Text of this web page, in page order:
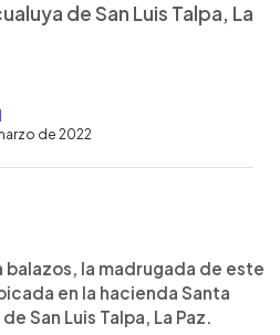
de San Luis Talpa, La
de 2022
balazos, la madrugada de este
en la hacienda Santa
San Luis Talpa, La Paz.